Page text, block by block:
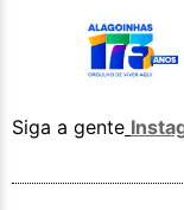
Siga a gente